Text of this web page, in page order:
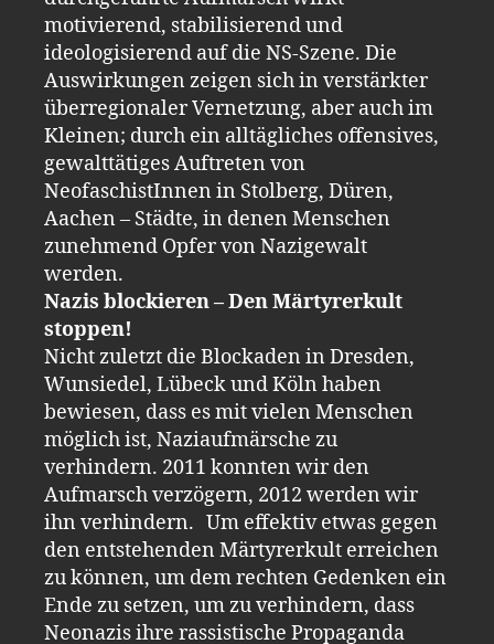
motivierend, stabilisierend und
ideologisierend auf die NS-Szene. Die
Auswirkungen zeigen sich in verstärkter
überregionaler Vernetzung, aber auch im
Kleinen; durch ein alltägliches offensives,
gewalttätiges Auftreten von
NeofaschistInnen in Stolberg, Düren,
Aachen – Städte, in denen Menschen
zunehmend Opfer von Nazigewalt
werden.
Nazis blockieren – Den Märtyrerkult
stoppen!
Nicht zuletzt die Blockaden in Dresden,
Wunsiedel, Lübeck und Köln haben
bewiesen, dass es mit vielen Menschen
möglich ist, Naziaufmärsche zu
verhindern. 2011 konnten wir den
Aufmarsch verzögern, 2012 werden wir
ihn verhindern. Um effektiv etwas gegen
den entstehenden Märtyrerkult erreichen
zu können, um dem rechten Gedenken ein
Ende zu setzen, um zu verhindern, dass
Neonazis ihre rassistische Propaganda